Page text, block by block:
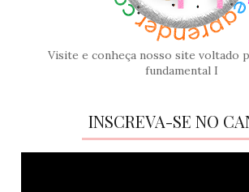
Visite e conheça nosso site voltado
fundamental I
INSCREVA-SE NO